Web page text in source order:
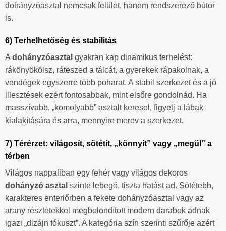
dohányzóasztal nemcsak felület, hanem rendszerező bútor
is.
6) Terhelhetőség és stabilitás
Adohányzóasztal gyakran kap dinamikus terhelést:
rákönyökölsz, ráteszed a tálcát, a gyerekek rápakolnak, a
vendégek egyszerre több poharat. A stabil szerkezet és a jó
illesztések ezért fontosabbak, mint elsőre gondolnád. Ha
masszívabb, „komolyabb” asztalt keresel, figyelj a lábak
kialakítására és arra, mennyire merev a szerkezet.
7) Térérzet: világosít, sötétít, „könnyít” vagy „megül” a
térben
Világos nappaliban egy fehér vagy világos dekoros
dohányzó asztal szinte lebegő, tiszta hatást ad. Sötétebb,
karakteres enteriőrben a fekete dohányzóasztal vagy az
arany részletekkel megbolondított modern darabok adnak
igazi „dizájn fókuszt”. A kategória szín szerinti szűrője azért